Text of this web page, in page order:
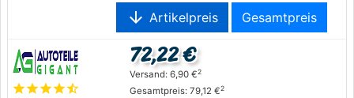
arrow_downward Artikelpreis Gesamtpreis
starstarstarstarstar_half
72,22 €
Versand: 6,90 €2
Gesamtpreis: 79,12 €2